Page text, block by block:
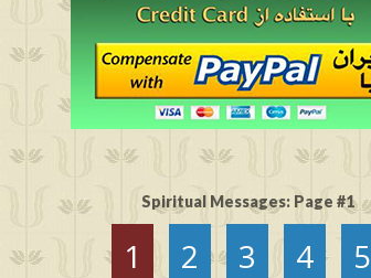
Spiritual Messages: Page #1
1 2 3 4 5